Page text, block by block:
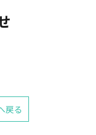
戻る